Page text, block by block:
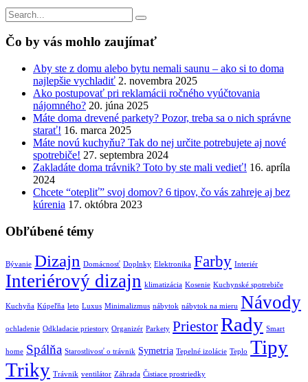
Vyhľadávanie
pre:
Čo by vás mohlo zaujímať
Aby ste z domu alebo bytu nemali saunu – ako si to doma
najlepšie vychladiť 2. novembra 2025
Ako postupovať pri reklamácii ročného vyúčtovania
nájomného? 20. júna 2025
Máte doma drevené parkety? Pozor, treba sa o nich správne
starať! 16. marca 2025
Máte novú kuchyňu? Tak do nej určite potrebujete aj nové
spotrebiče! 27. septembra 2024
Zakladáte doma trávnik? Toto by ste mali vedieť! 16. apríla
2024
Chcete “otepliť” svoj domov? 6 tipov, čo vás zahreje aj bez
kúrenia 17. októbra 2023
Obľúbené témy
Bývanie Dizajn Domácnosť Doplnky Elektronika Farby Interiér
Interiérový dizajn klimatizácia Kosenie Kuchynské spotrebiče
Kuchyňa Kúpeľňa leto Luxus Minimalizmus nábytok nábytok na mieru Návody
ochladenie Odkladacie priestory Organizér Parkety PriestorRady Smart
home Spálňa Starostlivosť o trávnik Symetria Tepelné izolácie Teplo Tipy
Triky Trávnik ventilátor Záhrada Čistiace prostriedky